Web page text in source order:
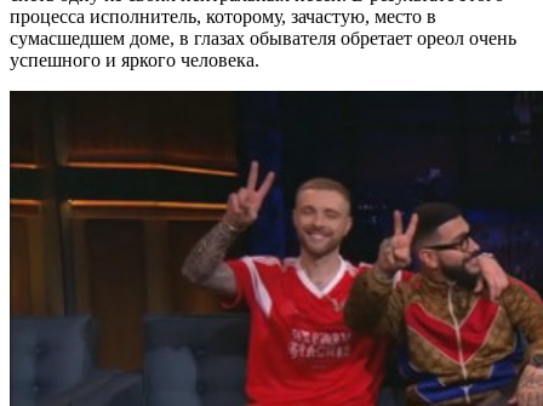
процесса исполнитель, которому, зачастую, место в
сумасшедшем доме, в глазах обывателя обретает ореол очень
успешного и яркого человека.